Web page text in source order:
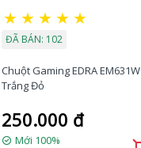
★ ★ ★ ★ ★
ĐÃ BÁN: 102
Chuột Gaming EDRA EM631W
Trắng Đỏ
250.000 đ
Mới 100%